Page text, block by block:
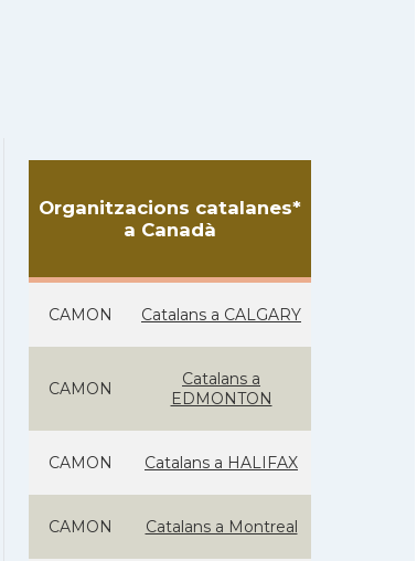
Organitzacions catalanes*
a Canadà
CAMON Catalans a CALGARY
CAMON
Catalans a
EDMONTON
CAMON Catalans a HALIFAX
CAMON Catalans a Montreal